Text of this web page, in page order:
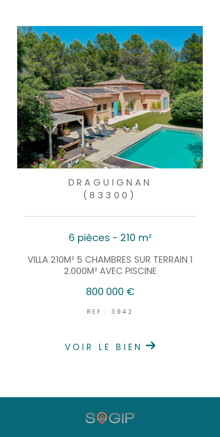
DRAGUIGNAN
(83300)
6 pièces - 210 m²
VILLA 210M² 5 CHAMBRES SUR TERRAIN 1
2.000M² AVEC PISCINE
800 000 €
REF : 3942
VOIR LE BIEN